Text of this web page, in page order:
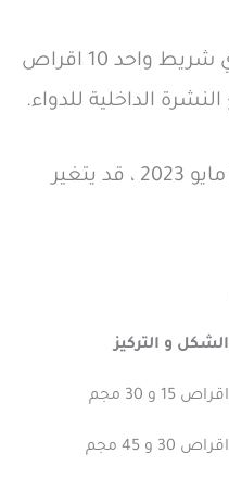
50 جنيهاً مصرياً عبوة تحتوي شريط واحد 10 اقراص
اخر تحديث للسعر بتاريخ 31 مايو 2023 ، قد يتغير
الشكل و التركيز
اقراص 15 و 30 مجم
اقراص 30 و 45 مجم